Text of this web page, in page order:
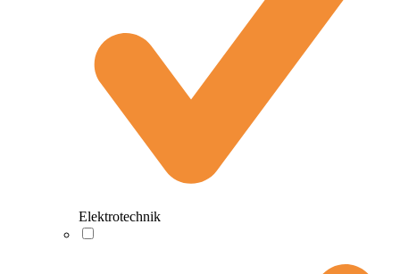
Elektrotechnik